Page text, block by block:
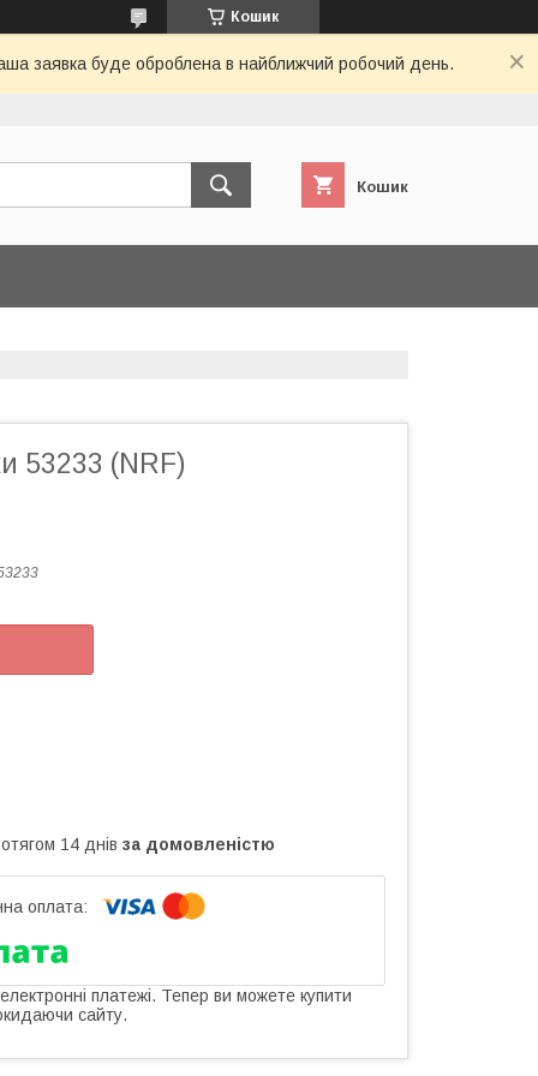
Кошик
заявка буде оброблена в найближчий робочий день.
Кошик
53233 (NRF)
14 днів за домовленістю
платежі. Тепер ви можете купити
сайту.